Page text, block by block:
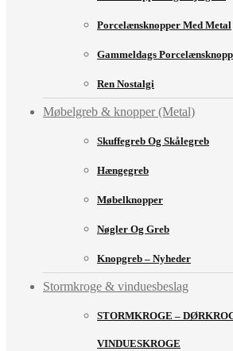
Porcelænsknopper Med Metal
Gammeldags
Ren Nostalgi
Møbelgreb & knopper (Metal)
Skuffegreb Og Skålegreb
Hængegreb
Møbelknopper
Nøgler Og Greb
Knopgreb – Nyheder
Stormkroge & vinduesbeslag
STORMKROGE –
VINDUESKROGE